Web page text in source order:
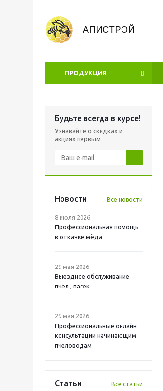
ПРОДУКЦИЯ
Будьте всегда в курсе!
Узнавайте о скидках и
акциях первым
Новости Все новости
8 июля 2026
Профессиональная помощь
в откачке мёда
29 мая 2026
Выездное обслуживание
пчёл , пасек.
29 мая 2026
Профессиональные онлайн
консультации начинающим
пчеловодам
Статьи Все статьи